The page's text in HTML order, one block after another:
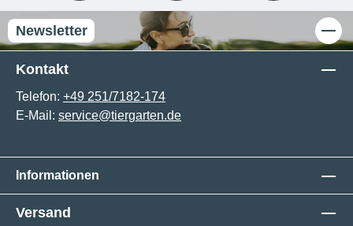
Newsletter
Kontakt
Telefon: +49 251/7182-174
E-Mail: service@tiergarten.de
Informationen
Versand